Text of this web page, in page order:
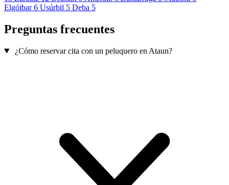
Elgóibar6 Usúrbil 5 Deba 5
Preguntas frecuentes
¿Cómo reservar cita con un peluquero en Ataun?